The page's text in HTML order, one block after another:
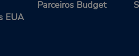
estacionamento.
EUA
Parceiros Budget